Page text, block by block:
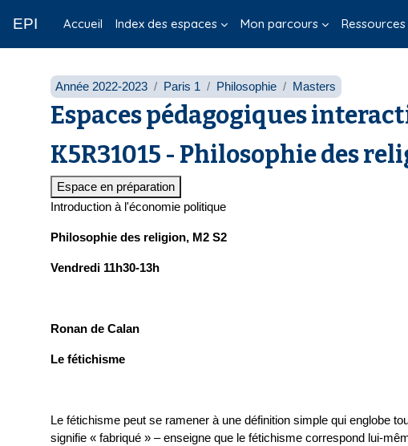
EPI Accueil Index des espaces Mon parcours Ressources
Année 2022-2023 Paris 1 Philosophie Masters
Espaces pédagogiques
K5R31015 - Philosophie des
Espace en préparation
Introduction à l'économie politique
Philosophie des religion, M2 S2
Vendredi 11h30-13h
Ronan de Calan
Le fétichisme
Le fétichisme peut se ramener à une définition simple qui englobe
signifie « fabriqué » – enseigne que le fétichisme correspond lui-